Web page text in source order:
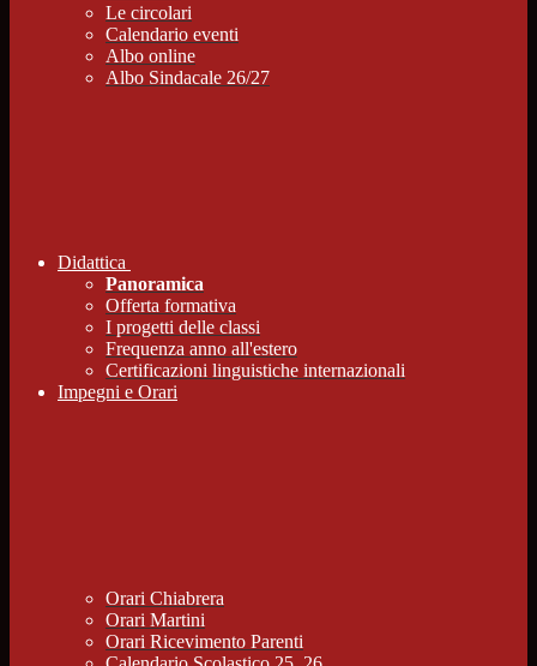
Le circolari
Calendario eventi
Albo online
Albo Sindacale 26/27
Didattica
Panoramica
Offerta formativa
I progetti delle classi
Frequenza anno all'estero
Certificazioni linguistiche internazionali
Impegni e Orari
Orari Chiabrera
Orari Martini
Orari Ricevimento Parenti